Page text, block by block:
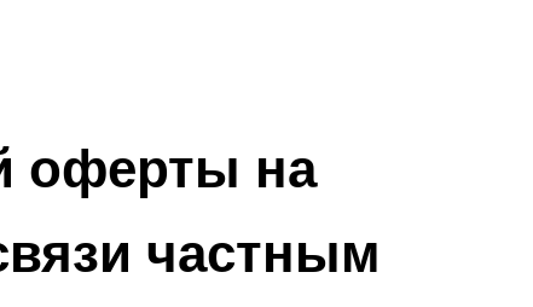
оферты на
частным